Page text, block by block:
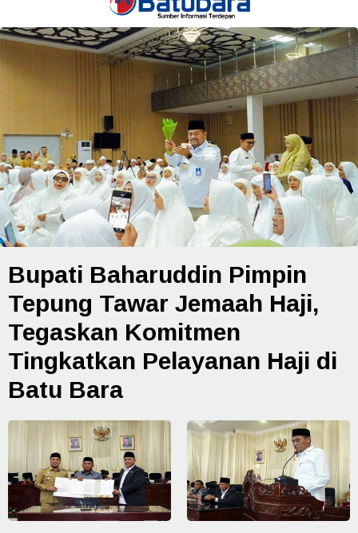
Bupati Baharuddin Pimpin
Tepung Tawar Jemaah Haji,
Tegaskan Komitmen
Tingkatkan Pelayanan Haji di
Batu Bara